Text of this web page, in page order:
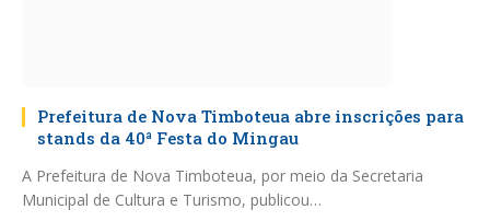
Prefeitura de Nova Timboteua abre inscrições para
stands da 40ª Festa do Mingau
A Prefeitura de Nova Timboteua, por meio da Secretaria
Municipal de Cultura e Turismo, publicou…